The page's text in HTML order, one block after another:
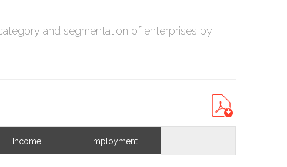
and segmentation of enterprises by
Income Employment